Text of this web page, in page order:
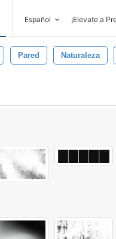
Español ¡Elevate a
Pared Naturaleza